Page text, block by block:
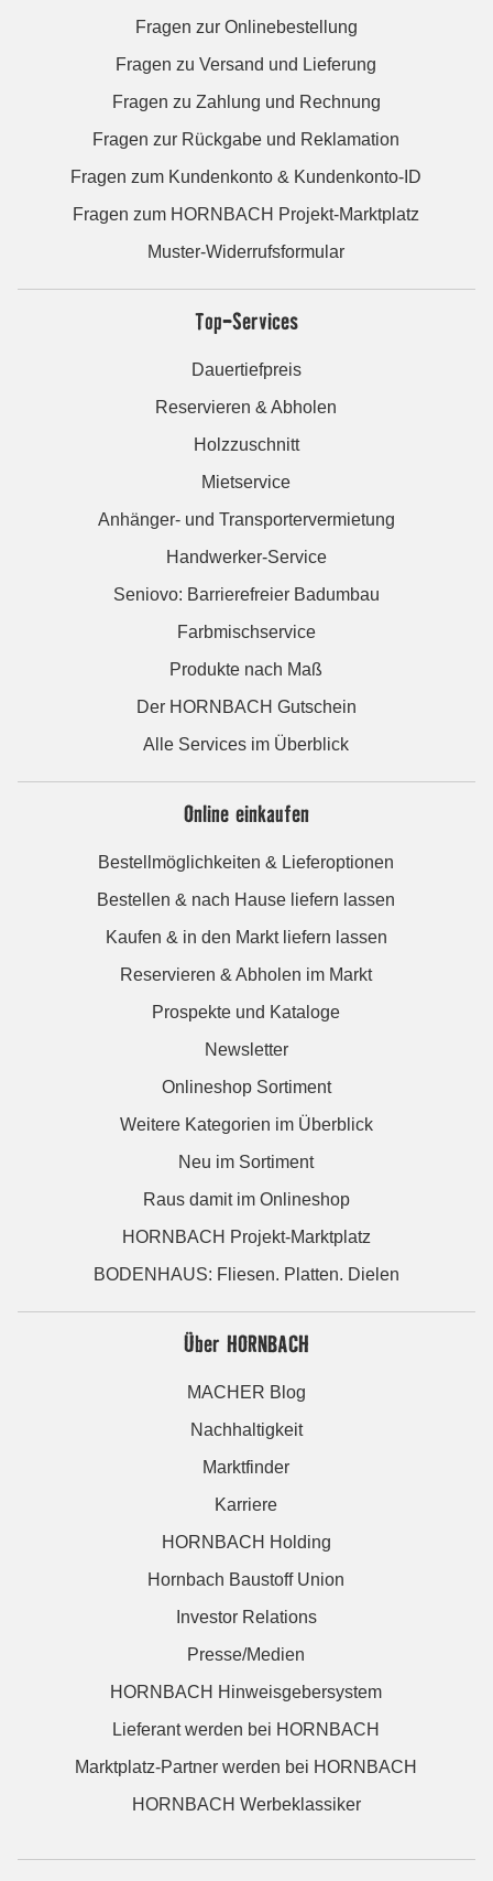
Fragen zur Onlinebestellung
Fragen zu Versand und Lieferung
Fragen zu Zahlung und Rechnung
Fragen zur Rückgabe und Reklamation
Fragen zum Kundenkonto & Kundenkonto-ID
Fragen zum HORNBACH Projekt-Marktplatz
Muster-Widerrufsformular
Top-Services
Dauertiefpreis
Reservieren & Abholen
Holzzuschnitt
Mietservice
Anhänger- und Transportervermietung
Handwerker-Service
Seniovo: Barrierefreier Badumbau
Farbmischservice
Produkte nach Maß
Der HORNBACH Gutschein
Alle Services im Überblick
Online einkaufen
Bestellmöglichkeiten & Lieferoptionen
Bestellen & nach Hause liefern lassen
Kaufen & in den Markt liefern lassen
Reservieren & Abholen im Markt
Prospekte und Kataloge
Newsletter
Onlineshop Sortiment
Weitere Kategorien im Überblick
Neu im Sortiment
Raus damit im Onlineshop
HORNBACH Projekt-Marktplatz
BODENHAUS: Fliesen. Platten. Dielen
Über HORNBACH
MACHER Blog
Nachhaltigkeit
Marktfinder
Karriere
HORNBACH Holding
Hornbach Baustoff Union
Investor Relations
Presse/Medien
HORNBACH Hinweisgebersystem
Lieferant werden bei HORNBACH
Marktplatz-Partner werden bei HORNBACH
HORNBACH Werbeklassiker